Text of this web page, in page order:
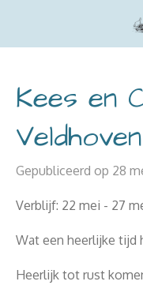
de
hoofdinhoud
Kees en
Veldhoven
Gepubliceerd op 28
Verblijf: 22 mei - 27
Wat een heerlijke tijd
Heerlijk tot rust